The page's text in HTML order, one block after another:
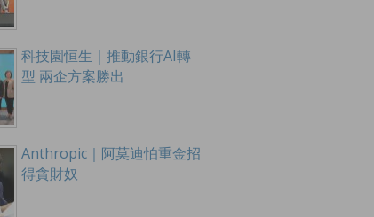
科技園恒生｜推動銀行AI轉
型 兩企方案勝出
Anthropic｜阿莫迪怕重金招
得貪財奴